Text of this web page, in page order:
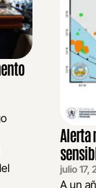
Alerta
julio 17,
A un